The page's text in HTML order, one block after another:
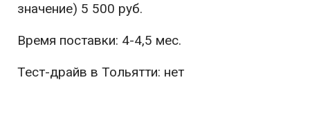
значение) 5 500 руб.
Время поставки: 4-4,5 мес.
Тест-драйв в Тольятти: нет